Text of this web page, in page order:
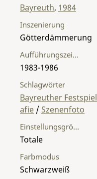
Bayreuth, 1984
Einstellungsgröße
Totale
Farbmodus
Schwarzweiß
Inszenierung
Götterdämmerung
Aufführungszeitraum
1983-1986
Schlagwörter
Bayreuther
afie / Szenenfoto